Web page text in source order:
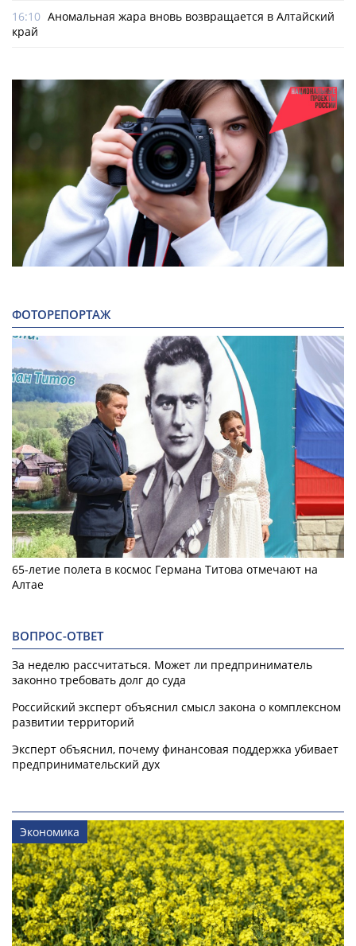
16:10 Аномальная жара вновь возвращается в Алтайский
край
ФОТОРЕПОРТАЖ
65-летие полета в космос Германа Титова отмечают на
Алтае
ВОПРОС-ОТВЕТ
За неделю рассчитаться. Может ли предприниматель
законно требовать долг до суда
Российский эксперт объяснил смысл закона о комплексном
развитии территорий
Эксперт объяснил, почему финансовая поддержка убивает
предпринимательский дух
Экономика